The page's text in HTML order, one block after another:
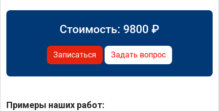
Стоимость: 9800 ₽
Записаться Задать вопрос
Примеры наших работ: